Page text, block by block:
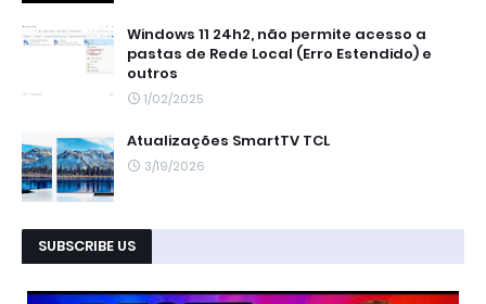
Windows 11 24h2, não permite acesso a
pastas de Rede Local (Erro Estendido) e
outros
1/02/2025
Atualizações SmartTV TCL
3/19/2026
SUBSCRIBE US